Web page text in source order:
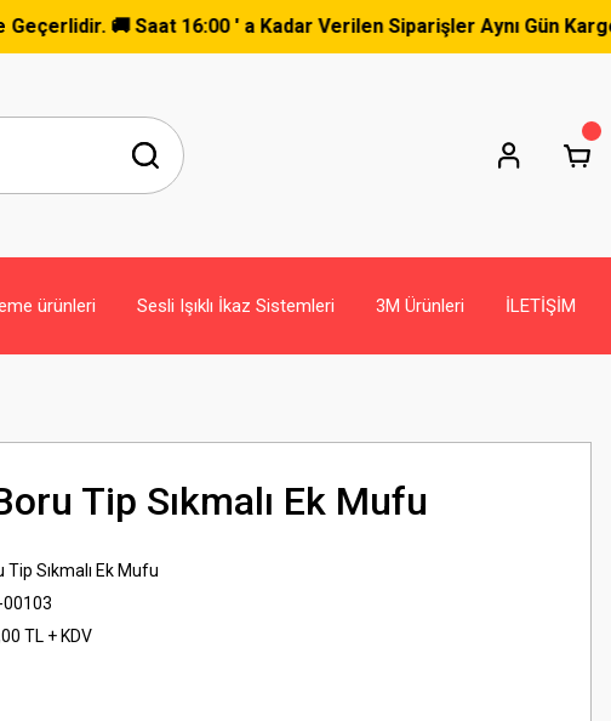
🚚 Saat 16:00 ' a Kadar Verilen Siparişler Aynı Gün Kargoda
ürünleri Sesli Işıklı İkaz Sistemleri 3M Ürünleri İLETİŞİM
Tip Sıkmalı Ek Mufu
Tip Sıkmalı Ek Mufu
TL + KDV